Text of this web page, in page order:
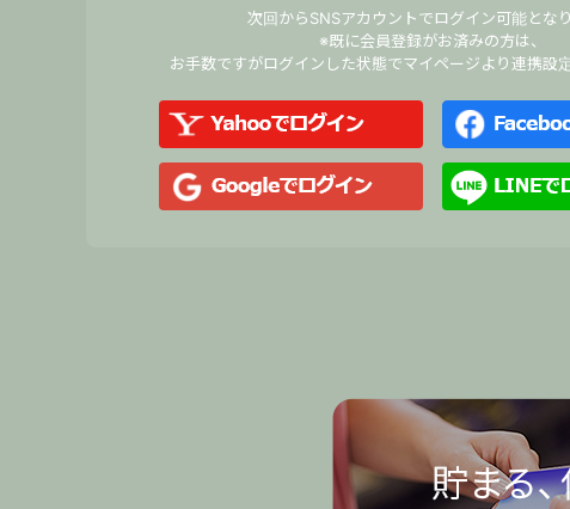
次回からSNSアカウントでログイン可能となり
※既に会員登録がお済みの方は、
お手数ですがログインした状態でマイページより連携設